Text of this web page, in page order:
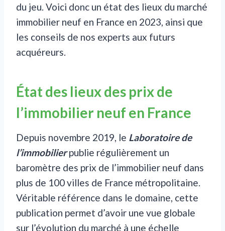
du jeu. Voici donc un état des lieux du marché
immobilier neuf en France en 2023, ainsi que
les conseils de nos experts aux futurs
acquéreurs.
État des lieux des prix de
l’immobilier neuf en France
Depuis novembre 2019, le Laboratoire de
l’immobilierpublie régulièrement un
baromètre des prix de l’immobilier neuf dans
plus de 100 villes de France métropolitaine.
Véritable référence dans le domaine, cette
publication permet d’avoir une vue globale
sur l’évolution du marché à une échelle